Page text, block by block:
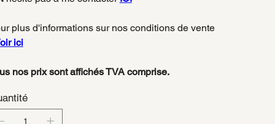
plus d'informations sur nos conditions de vente
ici
nos prix sont affichés TVA comprise.